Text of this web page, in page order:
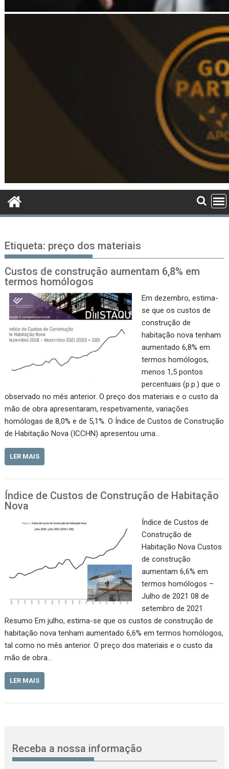
Etiqueta: preço dos materiais
Custos de construção aumentam 6,8% em
termos homólogos
Em dezembro, estima-
se que os custos de
construção de
habitação nova tenham
aumentado 6,8% em
termos homólogos,
menos 1,5 pontos
percentuais (p.p.) que o
observado no mês anterior. O preço dos materiais e o custo da
mão de obra apresentaram, respetivamente, variações
homólogas de 8,0% e de 5,1%. O Índice de Custos de Construção
de Habitação Nova (ICCHN) apresentou uma…
LER MAIS
Índice de Custos de Construção de Habitação
Nova
Índice de Custos de
Construção de
Habitação Nova Custos
de construção
aumentam 6,6% em
termos homólogos –
Julho de 2021 08 de
setembro de 2021
Resumo Em julho, estima-se que os custos de construção de
habitação nova tenham aumentado 6,6% em termos homólogos,
tal como no mês anterior. O preço dos materiais e o custo da
mão de obra…
LER MAIS
Receba a nossa informação